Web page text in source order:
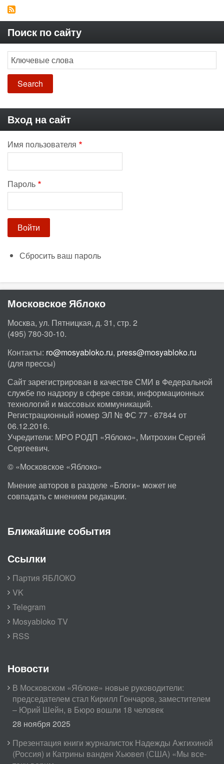
Поиск по сайту
Search
Вход на сайт
Имя пользователя
Пароль
Сбросить ваш пароль
Московское Яблоко
Москва, ул. Пятницкая, д. 31, стр. 2
(495) 780-30-10.
Контакты: ro@mosyabloko.ru, press@mosyabloko.ru
(для прессы)
Сайт зарегистрирован в качестве СМИ в Федеральной
службе по надзору в сфере связи, информационных
технологий и массовых коммуникаций.
Регистрационный номер ЭЛ № ФС 77 - 67844 от
06.12.2016.
Учредители: МРО РОДП «Яблоко», Митрохин Сергей
Сергеевич.
© «Московское «Яблоко»
Мнение авторов в разделе «Блоги» может не
совпадать с мнением редакции.
Ближайшие события
Ссылки
Партия ЯБЛОКО
VK
Telegram
Mosyabloko TV
RSS
Новости
В Московском «Яблоке» новые руководители:
председателем стал Кирилл Гончаров, заместителем
– Юрий Шейн, в Бюро вошли 18 человек
28 ноября 2025
Презентация книги журналисток Надежды Ажгихиной
(Россия) и Катрины ванден Хьювел (США) «Мы все-